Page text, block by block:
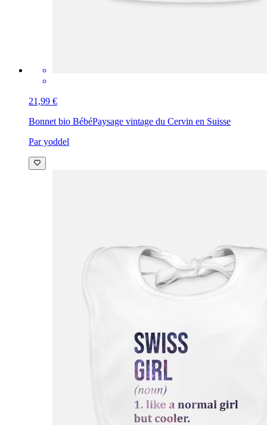
21,99 €
Bonnet bio BébéPaysage vintage du Cervin en Suisse
Par yoddel